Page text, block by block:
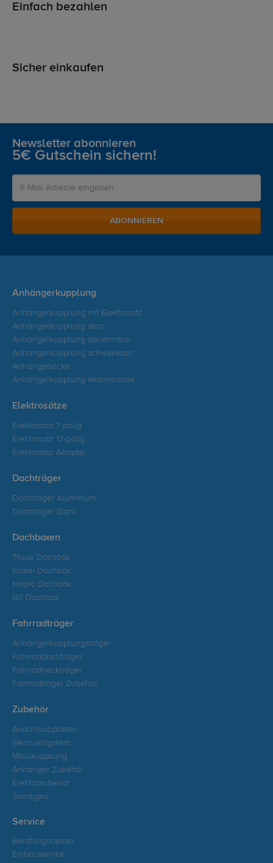
Einfach bezahlen
Sicher einkaufen
Newsletter abonnieren
5€ Gutschein sichern!
ABONNIEREN
Anhängerkupplung
Anhängerkupplung mit Elektrosatz
Anhängerkupplung starr
Anhängerkupplung abnehmbar
Anhängerkupplung schwenkbar
Anhängeböcke
Anhängerkupplung Wohnmobile
Elektrosätze
Elektrosatz 7-polig
Elektrosatz 13-polig
Elektrosatz Adapter
Dachträger
Dachträger Aluminium
Dachträger Stahl
Dachboxen
Thule Dachbox
Kamei Dachbox
Hapro Dachbox
G3 Dachbox
Fahrradträger
Anhängerkupplungsträger
Fahrraddachträger
Fahrradheckträger
Fahrradträger Zubehör
Zubehör
Anschraubplatten
Wechselsystem
Maulkupplung
Anhänger Zubehör
Elektrozubehör
Sonstiges
Service
Beratungscenter
Einbauservice